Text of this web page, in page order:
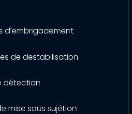
d’embrigadement
de destabilisation
détection
mise sous sujétion